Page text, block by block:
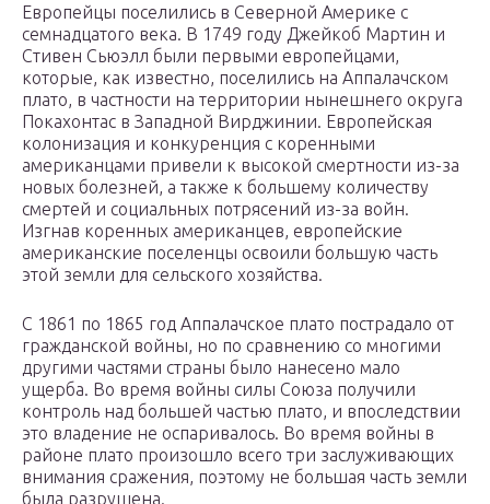
Европейцы поселились в Северной Америке с
семнадцатого века. В 1749 году Джейкоб Мартин и
Стивен Сьюэлл были первыми европейцами,
которые, как известно, поселились на Аппалачском
плато, в частности на территории нынешнего округа
Покахонтас в Западной Вирджинии. Европейская
колонизация и конкуренция с коренными
американцами привели к высокой смертности из-за
новых болезней, а также к большему количеству
смертей и социальных потрясений из-за войн.
Изгнав коренных американцев, европейские
американские поселенцы освоили большую часть
этой земли для сельского хозяйства.
С 1861 по 1865 год Аппалачское плато пострадало от
гражданской войны, но по сравнению со многими
другими частями страны было нанесено мало
ущерба. Во время войны силы Союза получили
контроль над большей частью плато, и впоследствии
это владение не оспаривалось. Во время войны в
районе плато произошло всего три заслуживающих
внимания сражения, поэтому не большая часть земли
была разрушена.